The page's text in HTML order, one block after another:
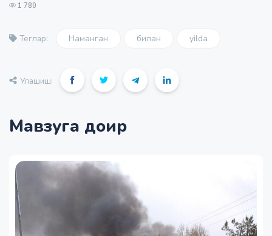
1 780
Теглар: Наманган билан yilda
Улашиш:
Мавзуга доир